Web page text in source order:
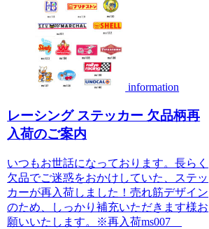
information
レーシング ステッカー 欠品柄再
入荷のご案内
いつもお世話になっております。長らく
欠品でご迷惑をおかけしていた、ステッ
カーが再入荷しました！売れ筋デザイン
のため、しっかり補充いただきます様お
願いいたします。※再入荷ms007